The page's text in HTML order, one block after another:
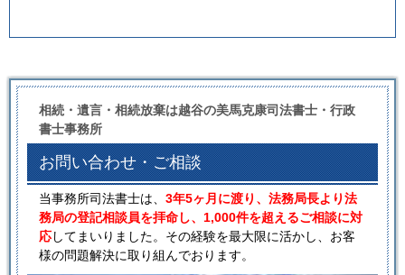
相続・遺言・相続放棄は越谷の美馬克康司法書士・行政
書士事務所
お問い合わせ・ご相談
当事務所司法書士は、 3年5ヶ月に渡り、法務局長より法
務局の登記相談員を拝命し、1,000件を超えるご相談に対
応してまいりました。その経験を最大限に活かし、お客
様の問題解決に取り組んでおります。